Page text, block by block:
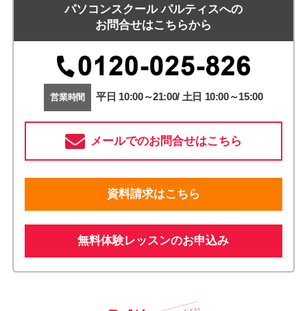
パソコンスクール パルティスへの
お問合せはこちらから
営業時間 平日 10:00～21:00/ 土日 10:00～15:00
メールでのお問合せはこちら
資料請求はこちら
無料体験レッスンのお申込み